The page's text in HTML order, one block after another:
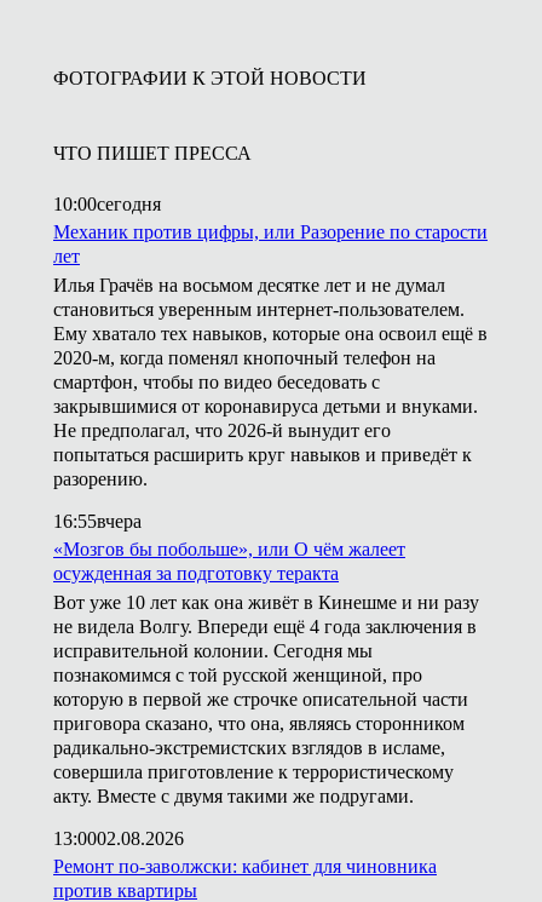
ФОТОГРАФИИ К ЭТОЙ НОВОСТИ
ЧТО ПИШЕТ ПРЕССА
10:00сегодня
Механик против цифры, или Разорение по старости
лет
Илья Грачёв на восьмом десятке лет и не думал
становиться уверенным интернет-пользователем.
Ему хватало тех навыков, которые она освоил ещё в
2020-м, когда поменял кнопочный телефон на
смартфон, чтобы по видео беседовать с
закрывшимися от коронавируса детьми и внуками.
Не предполагал, что 2026-й вынудит его
попытаться расширить круг навыков и приведёт к
разорению.
16:55вчера
«Мозгов бы побольше», или О чём жалеет
осужденная за подготовку теракта
Вот уже 10 лет как она живёт в Кинешме и ни разу
не видела Волгу. Впереди ещё 4 года заключения в
исправительной колонии. Сегодня мы
познакомимся с той русской женщиной, про
которую в первой же строчке описательной части
приговора сказано, что она, являясь сторонником
радикально-экстремистских взглядов в исламе,
совершила приготовление к террористическому
акту. Вместе с двумя такими же подругами.
13:0002.08.2026
Ремонт по-заволжски: кабинет для чиновника
против квартиры